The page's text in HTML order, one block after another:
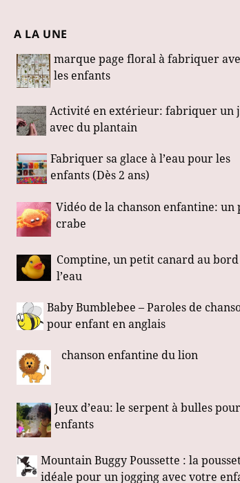
A LA UNE
marque page floral à fabriquer
les enfants
Activité en extérieur: fabriquer un
avec du plantain
Fabriquer sa glace à l’eau pour les
enfants (Dès 2 ans)
Vidéo de la chanson enfantine: un
crabe
Comptine, un petit canard au
l’eau
Baby Bumblebee – Paroles de
pour enfant en anglais
chanson enfantine du lion
Jeux d’eau: le serpent à bulles
enfants
Mountain Buggy Poussette : la
idéale pour un jogging avec votre